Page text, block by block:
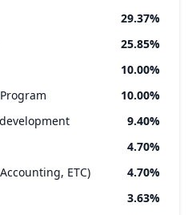
29.37%
25.85%
10.00%
10.00%
9.40%
4.70%
ETC)
4.70%
3.63%